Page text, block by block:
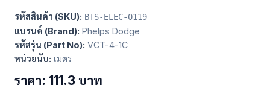
รหัสสินค้า (SKU): BTS-ELEC-0119
แบรนด์ (Brand): Phelps Dodge
รหัสรุ่น (Part No): VCT-4-1C
หน่วยนับ: เมตร
ราคา: 111.3 บาท